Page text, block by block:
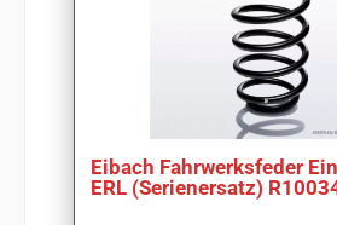
Eibach Fahrwerksfeder
ERL (Serienersatz)